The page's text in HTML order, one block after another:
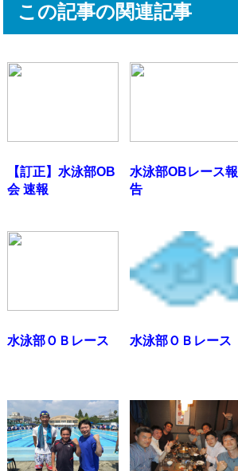
この記事の関連記事
【訂正】水泳部OB
会 速報
水泳部OBレース報
告
水泳部ＯＢレース 水泳部ＯＢレース